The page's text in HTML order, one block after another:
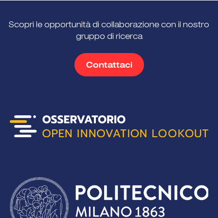
Scopri le opportunità di collaborazione con il nostro
gruppo di ricerca
Contattaci